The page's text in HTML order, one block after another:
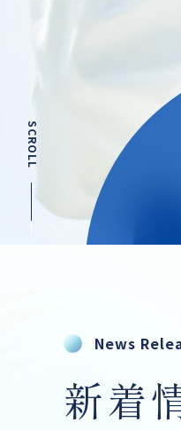
で受
SCROLL
News
新着